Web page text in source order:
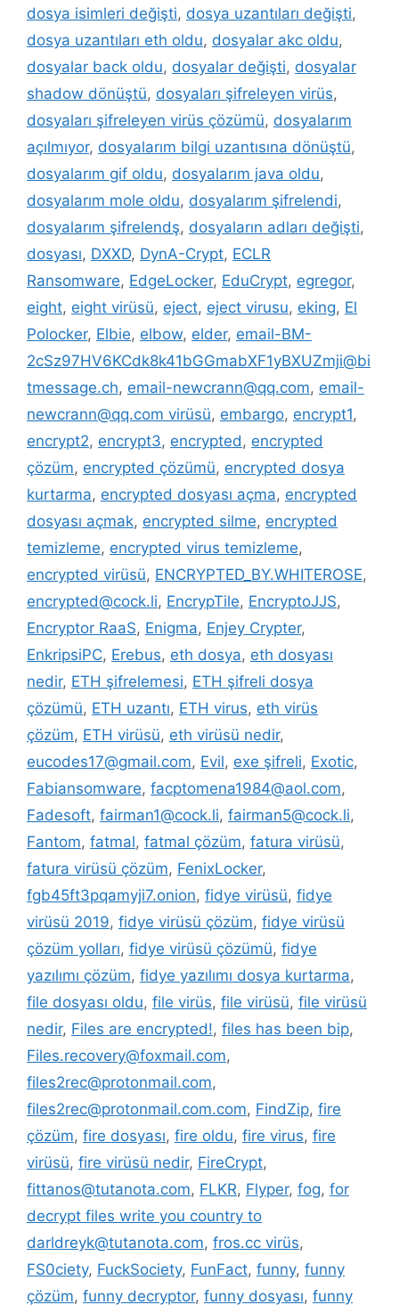
dosya isimleri değişti, dosya uzantıları değişti,
dosya uzantıları eth oldu, dosyalar akc oldu,
dosyalar back oldu, dosyalar değişti, dosyalar
shadow dönüştü, dosyaları şifreleyen virüs,
dosyaları şifreleyen virüs çözümü, dosyalarım
açılmıyor, dosyalarım bilgi uzantısına dönüştü,
dosyalarım gif oldu, dosyalarım java oldu,
dosyalarım mole oldu, dosyalarım şifrelendi,
dosyalarım şifrelendş, dosyaların adları değişti,
dosyası, DXXD, DynA-Crypt, ECLR
Ransomware, EdgeLocker, EduCrypt, egregor,
eight, eight virüsü, eject, eject virusu, eking, El
Polocker, Elbie, elbow, elder, email-BM-
2cSz97HV6KCdk8k41bGGmabXF1yBXUZmji@bi
tmessage.ch, email-newcrann@qq.com, email-
newcrann@qq.com virüsü, embargo, encrypt1,
encrypt2, encrypt3, encrypted, encrypted
çözüm, encrypted çözümü, encrypted dosya
kurtarma, encrypted dosyası açma, encrypted
dosyası açmak, encrypted silme, encrypted
temizleme, encrypted virus temizleme,
encrypted virüsü, ENCRYPTED_BY.WHITEROSE,
encrypted@cock.li, EncrypTile, EncryptoJJS,
Encryptor RaaS, Enigma, Enjey Crypter,
EnkripsiPC, Erebus, eth dosya, eth dosyası
nedir, ETH şifrelemesi, ETH şifreli dosya
çözümü, ETH uzantı, ETH virus, eth virüs
çözüm, ETH virüsü, eth virüsü nedir,
eucodes17@gmail.com, Evil, exe şifreli, Exotic,
Fabiansomware, facptomena1984@aol.com,
Fadesoft, fairman1@cock.li, fairman5@cock.li,
Fantom, fatmal, fatmal çözüm, fatura virüsü,
fatura virüsü çözüm, FenixLocker,
fgb45ft3pqamyji7.onion, fidye virüsü, fidye
virüsü 2019, fidye virüsü çözüm, fidye virüsü
çözüm yolları, fidye virüsü çözümü, fidye
yazılımı çözüm, fidye yazılımı dosya kurtarma,
file dosyası oldu, file virüs, file virüsü, file virüsü
nedir, Files are encrypted!, files has been bip,
Files.recovery@foxmail.com,
files2rec@protonmail.com,
files2rec@protonmail.com.com, FindZip, fire
çözüm, fire dosyası, fire oldu, fire virus, fire
virüsü, fire virüsü nedir, FireCrypt,
fittanos@tutanota.com, FLKR, Flyper, fog, for
decrypt files write you country to
darldreyk@tutanota.com, fros.cc virüs,
FS0ciety, FuckSociety, FunFact, funny, funny
çözüm, funny decryptor, funny dosyası, funny